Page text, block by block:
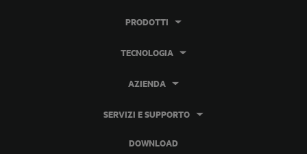
DOWNLOAD
PRODOTTI
TECNOLOGIA
AZIENDA
SERVIZI E SUPPORTO